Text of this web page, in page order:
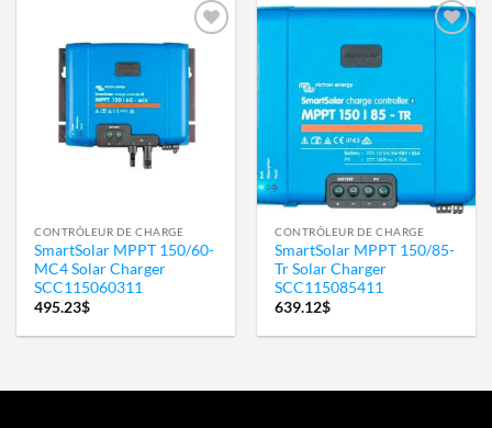
Ajouter
wishlist
CONTRÔLEUR DE CHARGE
SmartSolar MPPT 150/60-
MC4 Solar Charger
SCC115060311
495.23$
à la
wishlist
CONTRÔLEUR DE CHARGE
SmartSolar MPPT 150/85-
Tr Solar Charger
SCC115085411
639.12$